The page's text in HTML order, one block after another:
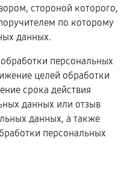
стороной которого,
по которому
данных.
персональных
целей обработки
срока действия
данных или отзыв
данных, а также
персональных